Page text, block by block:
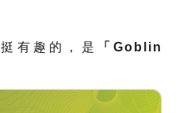
有趣的，是 「Goblin